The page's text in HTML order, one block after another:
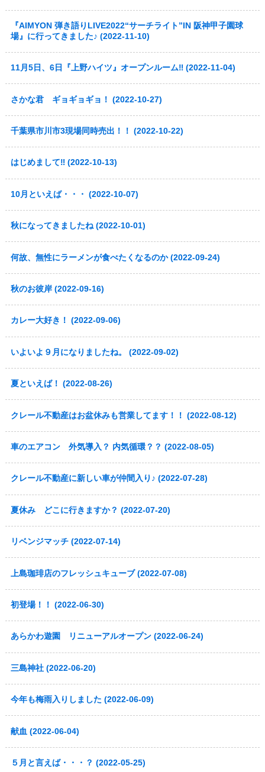
『AIMYON 弾き語りLIVE2022“サーチライト”IN 阪神甲子園球
場』に行ってきました♪ (2022-11-10)
11月5日、6日『上野ハイツ』オープンルーム‼ (2022-11-04)
さかな君 ギョギョギョ！ (2022-10-27)
千葉県市川市3現場同時売出！！ (2022-10-22)
はじめまして‼ (2022-10-13)
10月といえば・・・ (2022-10-07)
秋になってきましたね (2022-10-01)
何故、無性にラーメンが食べたくなるのか (2022-09-24)
秋のお彼岸 (2022-09-16)
カレー大好き！ (2022-09-06)
いよいよ９月になりましたね。 (2022-09-02)
夏といえば！ (2022-08-26)
クレール不動産はお盆休みも営業してます！！ (2022-08-12)
車のエアコン 外気導入？ 内気循環？？ (2022-08-05)
クレール不動産に新しい車が仲間入り♪ (2022-07-28)
夏休み どこに行きますか？ (2022-07-20)
リベンジマッチ (2022-07-14)
上島珈琲店のフレッシュキューブ (2022-07-08)
初登場！！ (2022-06-30)
あらかわ遊園 リニューアルオープン (2022-06-24)
三島神社 (2022-06-20)
今年も梅雨入りしました (2022-06-09)
献血 (2022-06-04)
５月と言えば・・・？ (2022-05-25)